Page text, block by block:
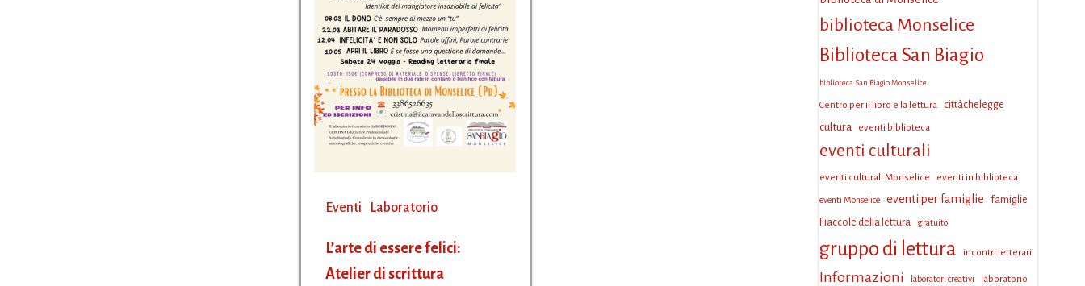
Eventi Laboratorio
L’arte di essere felici:
Atelier di scrittura
biblioteca Monselice
Biblioteca San Biagio
biblioteca San Biagio Monselice
Centro per il libro e la lettura cittàchelegge
cultura eventi biblioteca
eventi culturali
eventi culturali Monselice eventi in biblioteca
eventi Monselice eventi per famiglie
famiglie
Fiaccole della lettura
gratuito
gruppo di lettura incontri letterari
Informazioni laboratori creativi laboratorio